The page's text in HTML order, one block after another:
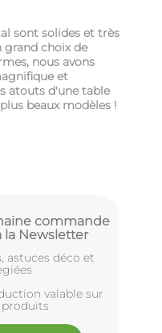
sont solides et très
grand choix de
nous avons
et
atouts d'une table
beaux modèles !
commande
la Newsletter
astuces déco et
valable sur
produits